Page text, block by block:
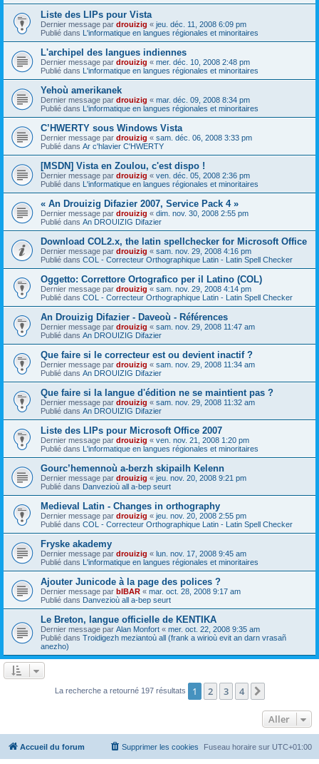
Liste des LIPs pour Vista
Dernier message par drouizig « jeu. déc. 11, 2008 6:09 pm
Publié dans L'informatique en langues régionales et minoritaires
L'archipel des langues indiennes
Dernier message par drouizig « mer. déc. 10, 2008 2:48 pm
Publié dans L'informatique en langues régionales et minoritaires
Yehoù amerikanek
Dernier message par drouizig « mar. déc. 09, 2008 8:34 pm
Publié dans L'informatique en langues régionales et minoritaires
C’HWERTY sous Windows Vista
Dernier message par drouizig « sam. déc. 06, 2008 3:33 pm
Publié dans Ar c'hlavier C'HWERTY
[MSDN] Vista en Zoulou, c'est dispo !
Dernier message par drouizig « ven. déc. 05, 2008 2:36 pm
Publié dans L'informatique en langues régionales et minoritaires
« An Drouizig Difazier 2007, Service Pack 4 »
Dernier message par drouizig « dim. nov. 30, 2008 2:55 pm
Publié dans An DROUIZIG Difazier
Download COL2.x, the latin spellchecker for Microsoft Office
Dernier message par drouizig « sam. nov. 29, 2008 4:16 pm
Publié dans COL - Correcteur Orthographique Latin - Latin Spell Checker
Oggetto: Correttore Ortografico per il Latino (COL)
Dernier message par drouizig « sam. nov. 29, 2008 4:14 pm
Publié dans COL - Correcteur Orthographique Latin - Latin Spell Checker
An Drouizig Difazier - Daveoù - Références
Dernier message par drouizig « sam. nov. 29, 2008 11:47 am
Publié dans An DROUIZIG Difazier
Que faire si le correcteur est ou devient inactif ?
Dernier message par drouizig « sam. nov. 29, 2008 11:34 am
Publié dans An DROUIZIG Difazier
Que faire si la langue d'édition ne se maintient pas ?
Dernier message par drouizig « sam. nov. 29, 2008 11:32 am
Publié dans An DROUIZIG Difazier
Liste des LIPs pour Microsoft Office 2007
Dernier message par drouizig « ven. nov. 21, 2008 1:20 pm
Publié dans L'informatique en langues régionales et minoritaires
Gourc’hemennoù a-berzh skipailh Kelenn
Dernier message par drouizig « jeu. nov. 20, 2008 9:21 pm
Publié dans Danvezioù all a-bep seurt
Medieval Latin - Changes in orthography
Dernier message par drouizig « jeu. nov. 20, 2008 2:55 pm
Publié dans COL - Correcteur Orthographique Latin - Latin Spell Checker
Fryske akademy
Dernier message par drouizig « lun. nov. 17, 2008 9:45 am
Publié dans L'informatique en langues régionales et minoritaires
Ajouter Junicode à la page des polices ?
Dernier message par bIBAR « mar. oct. 28, 2008 9:17 am
Publié dans Danvezioù all a-bep seurt
Le Breton, langue officielle de KENTIKA
Dernier message par Alan Monfort « mer. oct. 22, 2008 9:35 am
Publié dans Troidigezh meziantoù all (frank a wirioù evit an darn vrasañ
anezho)
La recherche a retourné 197 résultats 1 2 3 4
Aller
Accueil du forum Fuseau horaire sur UTC+01:00
Supprimer les cookies